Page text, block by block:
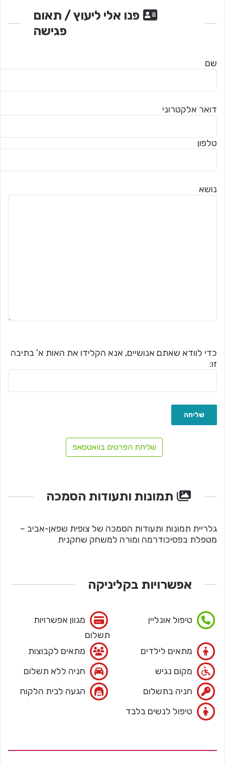
פנו אלי ליעוץ / תאום
פגישה
שם
דואר אלקטרוני
טלפון
נושא
כדי לוודא שאתם אנושיים, אנא הקלידו את האות א' בתיבה
זו:
שליחת הפרטים בוואטסאפ
תמונות ותעודות הסמכה
גלריית תמונות ותעודות הסמכה של צופית שפאן-אביב –
מטפלת בפסיכודרמה ומורה למשחק שחקנית
אפשרויות בקליניקה
טיפול אונליין
מגוון אפשרויות
תשלום
מתאים לילדים
מתאים לקבוצות
מקום נגיש
חניה ללא תשלום
חניה בתשלום
הגעה לבית הלקוח
טיפול לנשים בלבד